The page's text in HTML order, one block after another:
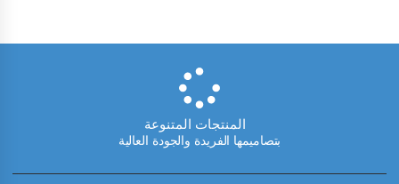
المنتجات المتنوعة
بتصاميمها الفريدة والجودة العالية